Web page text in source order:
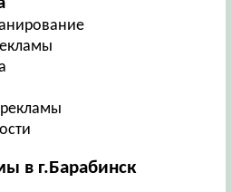
в г.Барабинск